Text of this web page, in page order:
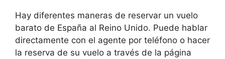
Hay diferentes maneras de reservar un vuelo
barato de España al Reino Unido. Puede hablar
directamente con el agente por teléfono o hacer
la reserva de su vuelo a través de la página